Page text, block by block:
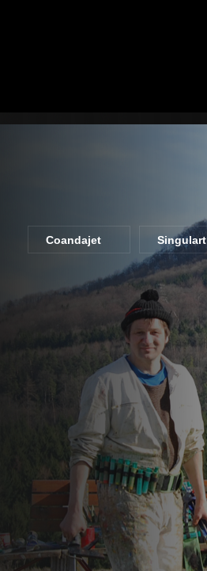
Coandajet Singulart